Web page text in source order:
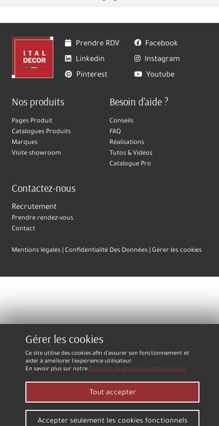
Prendre RDV
Facebook
Linkedin
Instagram
Pinterest
Youtube
Nos produits
Pages Produit
Catalogues Produits
Marques
Visite showroom
Besoin d'aide ?
Conseils
FAQ
Réalisations
Tutos & Vidéos
Catalogue Pro
Contactez-nous
Recrutement
Prendre rendez-vous
Contact
Mentions légales Confidentialité Des Données Gérer les cookies
Gérer les cookies
Ce site utilise des cookies afin d'assurer son fonctionnement et
aider à améliorer l'expérience utilisateur.
En savoir plus sur notre Politique de protection des données.
Tout accepter
Accepter seulement les cookies fonctionnels